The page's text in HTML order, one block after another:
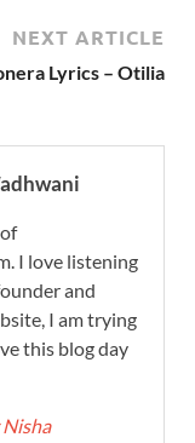
NEXT ARTICLE
Lyrics – Otilia
I love listening
and
I am trying
this blog day